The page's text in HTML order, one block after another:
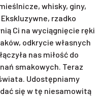
whisky, giny,
rzadko
Ci na wyciągnięcie ręki
odkrycie własnych
nas miłość do
smakowych. Teraz
Udostępniamy
się w tę niesamowitą